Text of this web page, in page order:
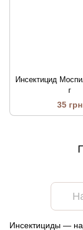
Инсектицид
г
35 грн
Инсектициды —